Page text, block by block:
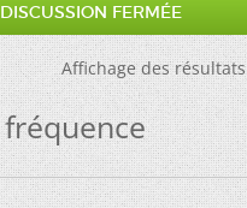
DISCUSSION FERMÉE
Affichage des